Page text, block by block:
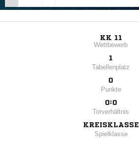
KK 11
Wettbewerb
1
Tabellenplatz
0
Punkte
0:0
Torverhältnis
KREISKLASSE
Spielklasse